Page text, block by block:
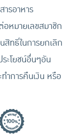
รอาหาร
หมายเลขสมาชิก
ทธิ์ในการยกเลิก
ะโยชน์อื่นๆอัน
ำการคืนเงิน หรือ